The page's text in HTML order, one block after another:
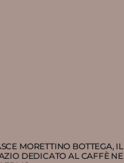
MORETTINO BOTTEGA,
DEDICATO AL CAFFÈ